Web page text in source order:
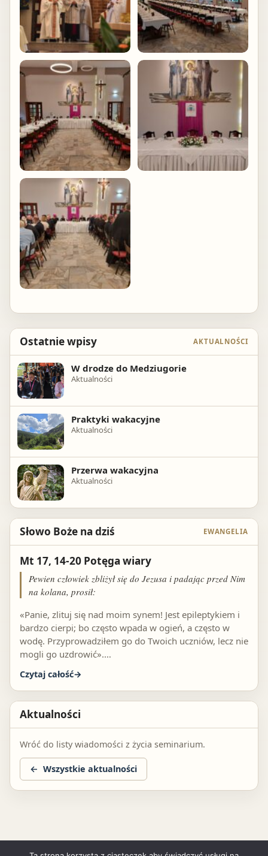
Ostatnie wpisy AKTUALNOŚCI
W drodze do Medziugorie
Aktualności
Praktyki wakacyjne
Aktualności
Przerwa wakacyjna
Aktualności
Słowo Boże na dziś EWANGELIA
Mt 17, 14-20 Potęga wiary
Pewien człowiek zbliżył się do Jezusa i padając przed Nim
na kolana, prosił:
«Panie, zlituj się nad moim synem! Jest epileptykiem i
bardzo cierpi; bo często wpada w ogień, a często w
wodę. Przyprowadziłem go do Twoich uczniów, lecz nie
mogli go uzdrowić».…
Czytaj całość
Aktualności
Wróć do listy wiadomości z życia seminarium.
Wszystkie aktualności